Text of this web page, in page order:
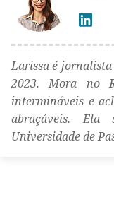
Larissa é jornalista
2023. Mora no
intermináveis e
abraçáveis. Ela
Universidade de